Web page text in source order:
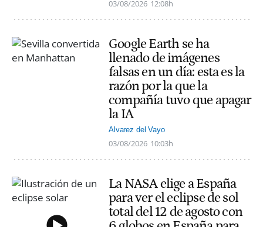
03/08/2026 12:08h
Google Earth se ha
llenado de imágenes
falsas en un día: esta es la
razón por la que la
compañía tuvo que apagar
la IA
Alvarez del Vayo
03/08/2026 10:03h
La NASA elige a España
para ver el eclipse de sol
total del 12 de agosto con